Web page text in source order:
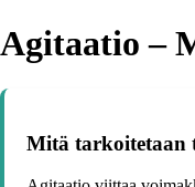
Agitaatio –
Mitä tarkoitetaan